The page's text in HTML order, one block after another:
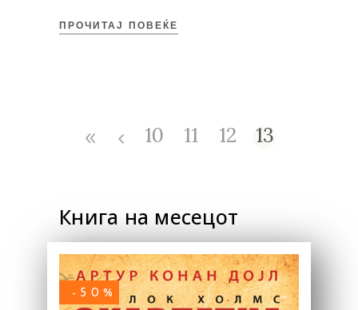
ПРОЧИТАЈ ПОВЕЌЕ
10 11 12 13
Книга на месецот
-50%